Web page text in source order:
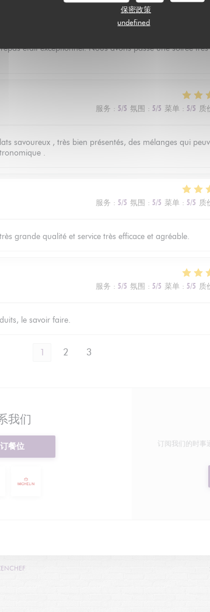
保密政策
undefined
5/5 氛围:
était exceptionnel. Nous avons passé une soirée très
服务 : 5/5 氛围 : 5/5 菜单 : 5/5 质
savoureux , très bien présentés, des mélanges qui
.
服务 : 5/5 氛围 : 5/5 菜单: 5/5 质
grande qualité et service très efficace et agréable.
服务 : 5/5 氛围 : 5/5 菜单: 5/5 质
le savoir faire.
1 2 3
我们
餐位
订阅我们的时事